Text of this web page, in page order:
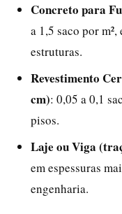
Concreto para
a 1,5 saco por
estruturas.
Revestimento
cm): 0,05 a 0,1
pisos.
Laje ou Viga
em espessuras
engenharia.